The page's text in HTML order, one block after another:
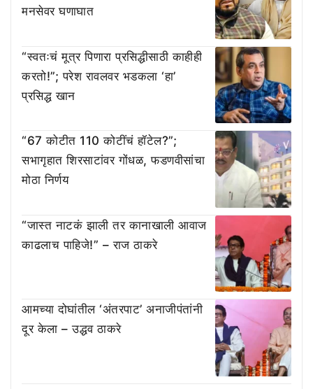
मनसेवर घणाघात
“स्वतःचं मूत्र पिणारा प्रसिद्धीसाठी काहीही
करतो!”; परेश रावलवर भडकला ‘हा’
प्रसिद्ध खान
“67 कोटीत 110 कोटींचं हॉटेल?”;
सभागृहात शिरसाटांवर गोंधळ, फडणवीसांचा
मोठा निर्णय
“जास्त नाटकं झाली तर कानाखाली आवाज
काढलाच पाहिजे!” – राज ठाकरे
आमच्या दोघांतील ‘अंतरपाट’ अनाजीपंतांनी
दूर केला – उद्धव ठाकरे